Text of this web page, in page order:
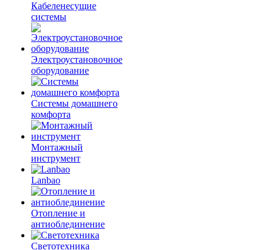
Кабеленесущие
системы
Электроустановочное
оборудование
Системы домашнего
комфорта
Монтажный
инструмент
Lanbao
Отопление и
антиоблединение
Светотехника